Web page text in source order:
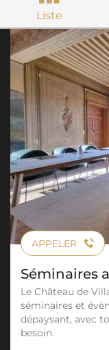
Liste
APPELER
Séminaires
Le Château de
séminaires et
dépaysant, avec
besoin.